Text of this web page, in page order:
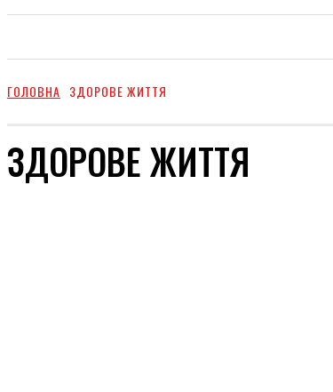
ГОЛОВНА ЗДОРОВЕ ЖИТТЯ
ЗДОРОВЕ ЖИТТЯ